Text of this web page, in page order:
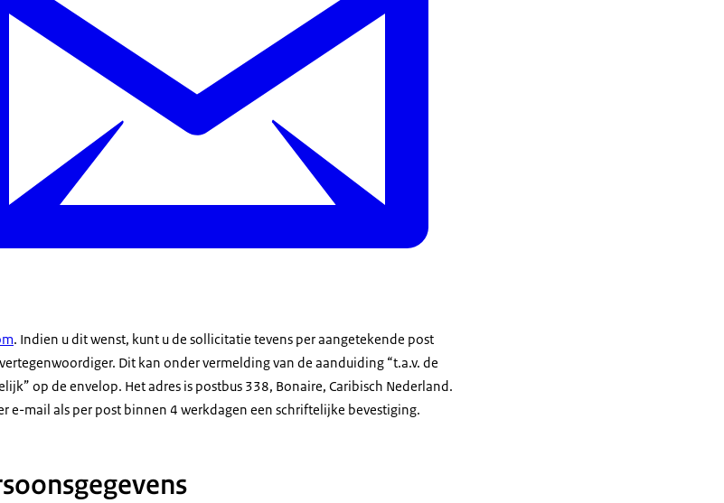
. Indien u dit wenst, kunt u de sollicitatie tevens per aangetekende post
Dit kan onder vermelding van de aanduiding “t.a.v. de
op de envelop. Het adres is postbus 338, Bonaire, Caribisch Nederland.
e-mail als per post binnen 4 werkdagen een schriftelijke bevestiging.